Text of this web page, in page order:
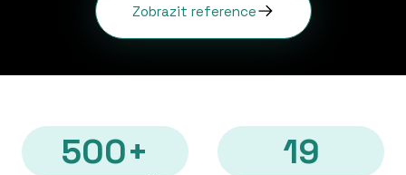
Zobrazit reference
500+ 19